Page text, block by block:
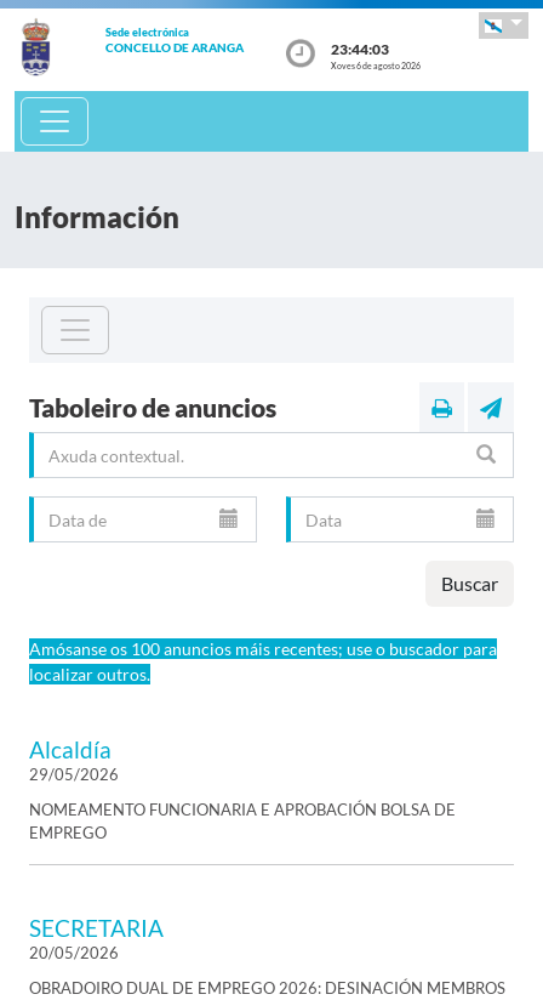
Sede electrónica
CONCELLO DE ARANGA 23:44:04
Xoves 6 de agosto 2026
Información
Taboleiro de anuncios
Buscar
Amósanse os 100 anuncios máis recentes; use o buscador para
localizar outros.
Alcaldía
29/05/2026
NOMEAMENTO FUNCIONARIA E APROBACIÓN BOLSA DE
EMPREGO
SECRETARIA
20/05/2026
OBRADOIRO DUAL DE EMPREGO 2026: DESINACIÓN MEMBROS